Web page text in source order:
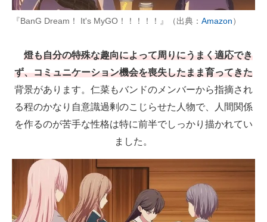
『BanG Dream！ It's MyGO！！！！！』（出典： Amazon）
燈も自分の特殊な趣向によって周りにうまく適応でき
ず、コミュニケーション機会を喪失したまま育ってきた
背景があります。仁菜もバンドのメンバーから指摘され
る程のかなり自意識過剰のこじらせた人物で、人間関係
を作るのが苦手な性格は特に前半でしっかり描かれてい
ました。